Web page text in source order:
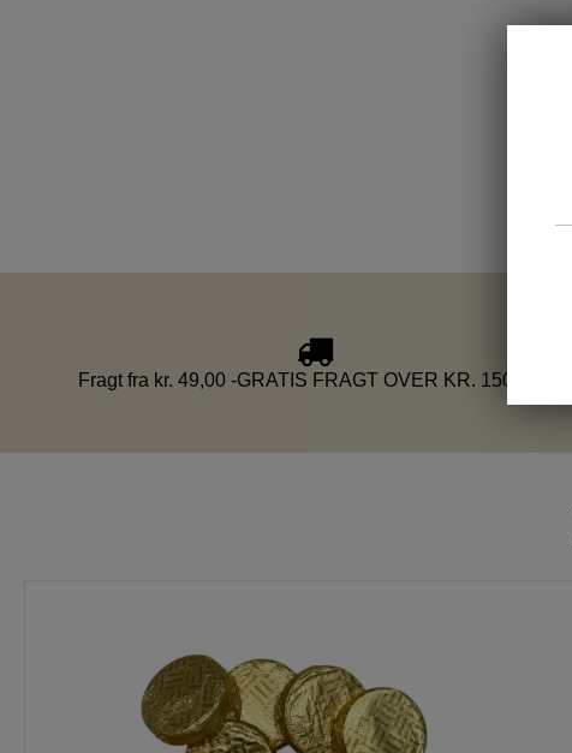
Fragt fra kr. 49,00 -GRATIS FRAGT OVER KR. 1500,00